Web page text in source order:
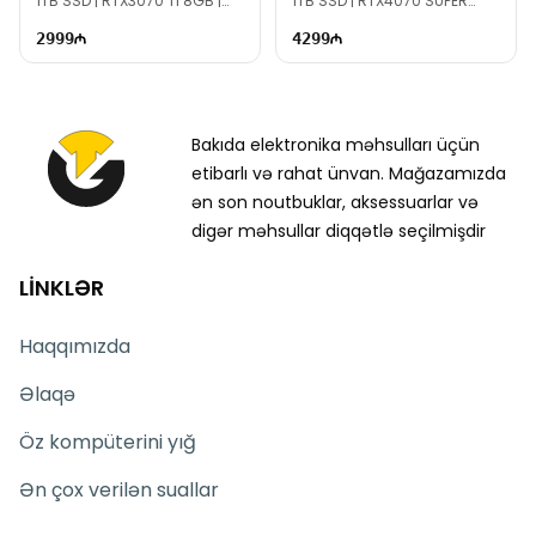
2999 4299
Bakıda elektronika məhsulları üçün
etibarlı və rahat ünvan. Mağazamızda
ən son noutbuklar, aksessuarlar və
digər məhsullar diqqətlə seçilmişdir
LİNKLƏR
Haqqımızda
Əlaqə
Öz kompüterini yığ
Ən çox verilən suallar